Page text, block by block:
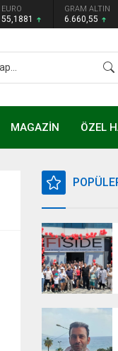
EURO
55,1881
GRAM ALTIN
6.660,55
MAGAZİN ÖZEL